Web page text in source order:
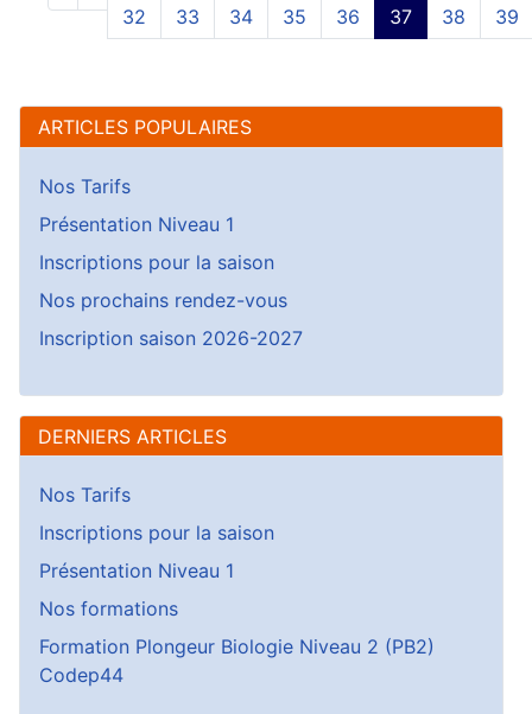
32 33 34 35 36 37 38 39
ARTICLES POPULAIRES
Nos Tarifs
Présentation Niveau 1
Inscriptions pour la saison
Nos prochains rendez-vous
Inscription saison 2026-2027
DERNIERS ARTICLES
Nos Tarifs
Inscriptions pour la saison
Présentation Niveau 1
Nos formations
Formation Plongeur Biologie Niveau 2 (PB2)
Codep44